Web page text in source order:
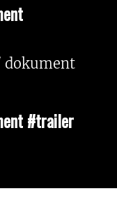
#trailer